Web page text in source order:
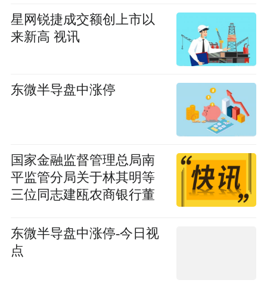
万港元
星网锐捷成交额创上市以
来新高 视讯
东微半导盘中涨停
国家金融监督管理总局南
平监管分局关于林其明等
三位同志建瓯农商银行董
察
东微半导盘中涨停-今日视
点